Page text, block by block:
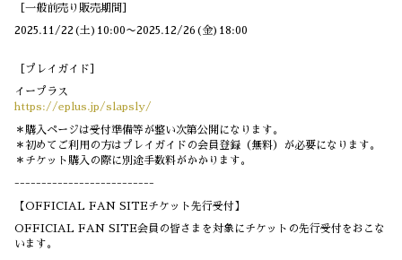
［一般前売り販売期間］
2025.11/22(土)10:00〜2025.12/26(金)18:00
［プレイガイド］
イープラス
https://eplus.jp/slapsly/
＊購入ページは受付準備等が整い次第公開になります。
＊初めてご利用の方はプレイガイドの会員登録（無料）が必要になります。
＊チケット購入の際に別途手数料がかかります。
--------------------------
【OFFICIAL FAN SITEチケット先行受付】
OFFICIAL FAN SITE会員の皆さまを対象にチケットの先行受付をおこな
います。